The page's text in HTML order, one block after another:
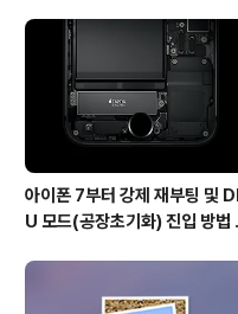
아이폰 7부터 강제 재부팅 및
U 모드(공장초기화) 진입 방법